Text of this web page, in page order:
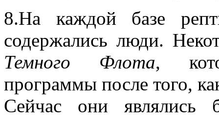
8.На каждой базе
содержались люди.
Темного Флота,
программы после того,
Сейчас они являлись